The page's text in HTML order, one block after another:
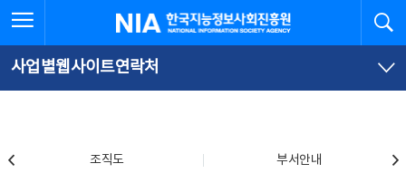
문
로
가
체
뉴
바
가
한국지능정보사회진흥원
사업별웹사이트연락처
조직도 부서안내